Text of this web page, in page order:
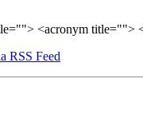
<acronym title="">
RSS Feed